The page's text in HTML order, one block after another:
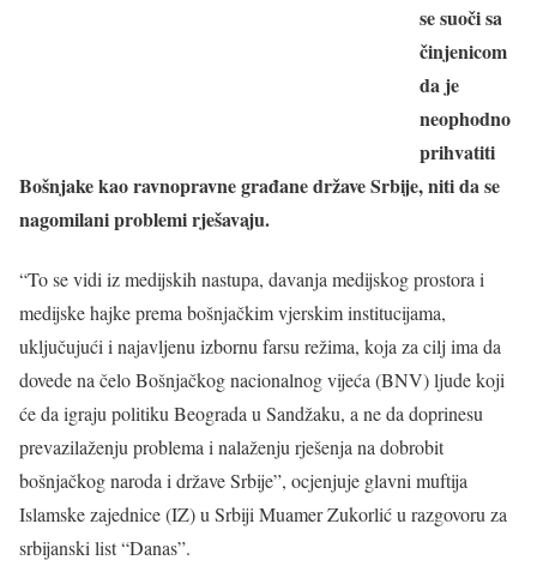
se suoči sa
činjenicom
da je
neophodno
prihvatiti
Bošnjake kao ravnopravne građane države Srbije, niti da se
nagomilani problemi rješavaju.
“To se vidi iz medijskih nastupa, davanja medijskog prostora i
medijske hajke prema bošnjačkim vjerskim institucijama,
uključujući i najavljenu izbornu farsu režima, koja za cilj ima da
dovede na čelo Bošnjačkog nacionalnog vijeća (BNV) ljude koji
će da igraju politiku Beograda u Sandžaku, a ne da doprinesu
prevazilaženju problema i nalaženju rješenja na dobrobit
bošnjačkog naroda i države Srbije”, ocjenjuje glavni muftija
Islamske zajednice (IZ) u Srbiji Muamer Zukorlić u razgovoru za
srbijanski list “Danas”.